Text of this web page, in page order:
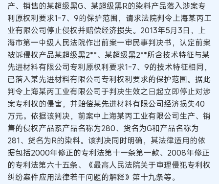
产、销售的某超级黑G、某超级黑R的染料产品落入涉案专
利原权利要求1-7、9的保护范围，请求法院判令上海某丙工
业有限公司停止侵权并赔偿经济损失。2013年5月3日，上
海市第一中级人民法院作出前案一审民事判决书，认定前案
被诉侵权产品某超级黑2**、某超级黑2**所含技术特征与某
先进材料有限公司专利原权利要求1-7、9的技术特征相同，
已落入某先进材料有限公司专利权利要求的保护范围。据此
判令上海某丙工业有限公司于判决生效之日起立即停止对涉
案专利权的侵害，并赔偿某先进材料有限公司经济损失40
万元。依据该判决，前案中上海某丙工业有限公司生产、销
售的侵权产品系产品名称为280、货名为G和产品名称为
281、货名为R的染料。该判决同时明确，其法律适用的依
据包括2000年修正的专利法第十一条第一款、2008年修正
的专利法第六十五条、《最高人民法院关于审理侵犯专利权
纠纷案件应用法律若干问题的解释》第十九条等。